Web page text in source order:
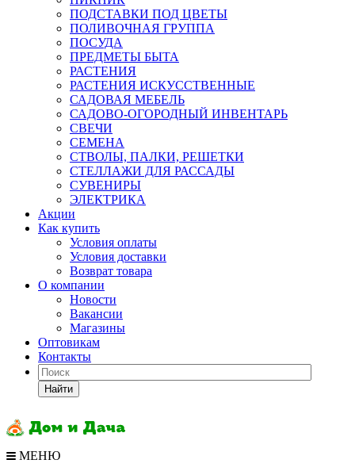
ПОДСТАВКИ ПОД ЦВЕТЫ
ПОЛИВОЧНАЯ ГРУППА
ПОСУДА
ПРЕДМЕТЫ БЫТА
РАСТЕНИЯ
РАСТЕНИЯ ИСКУССТВЕННЫЕ
САДОВАЯ МЕБЕЛЬ
САДОВО-ОГОРОДНЫЙ ИНВЕНТАРЬ
СВЕЧИ
СЕМЕНА
СТВОЛЫ, ПАЛКИ, РЕШЕТКИ
СТЕЛЛАЖИ ДЛЯ РАССАДЫ
СУВЕНИРЫ
ЭЛЕКТРИКА
Акции
Как купить
Условия оплаты
Условия доставки
Возврат товара
О компании
Новости
Вакансии
Магазины
Оптовикам
Контакты
Найти
МЕНЮ